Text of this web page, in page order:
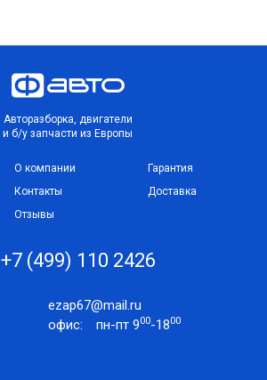
Авторазборка, двигатели
и б/у запчасти из Европы
О компании
Контакты
Отзывы
Гарантия
Доставка
+7 (499) 110 2426
ezap67@mail.ru
офис: пн-пт 900-1800